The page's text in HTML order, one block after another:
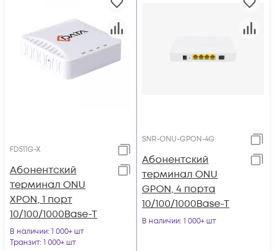
FD511G-X
Абонентский
терминал ONU
XPON, 1 порт
10/100/1000Base-T
В наличии: 1 000+ шт
Транзит: 1 000+ шт
SNR-ONU-GPON-4G
Абонентский
терминал ONU
GPON, 4 порта
10/100/1000Base-T
В наличии: 1 000+ шт